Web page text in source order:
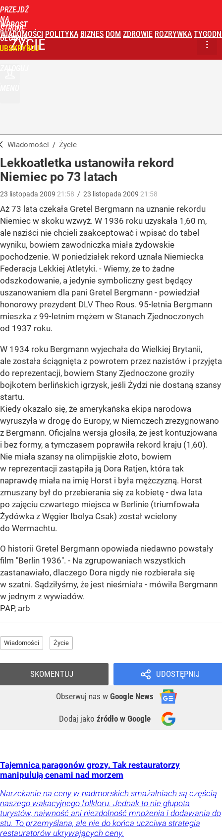
PRZEJDŹ
NA
STRONĘ
GŁÓWNĄ
WPROST
WIADOMOŚCI POLITYKA BIZNES DOM ZDROWIE ROZRYWKA
ŻYCIE
Wiadomości / Życie
Lekkoatletka ustanowiła rekord
Niemiec po 73 latach
23 listopada 2009 21:58 / 23 listopada 2009 21:58
Aż 73 lata czekała Gretel Bergmann na uznanie rekordu
Niemiec w skoku wzwyż. W 1936 roku uzyskała 1,60 m,
ale naziści nie chcieli zaakceptować i wpisać do tabel
wyniku, bowiem zawodniczka miała żydowskie
pochodzenie. W poniedziałek rekord uznała Niemiecka
Federacja Lekkiej Atletyki. - Wiemy, że to żadne
odszkodowanie, a jedynie symboliczny gest będący
uszanowaniem dla pani Gretel Bergmann - powiedział
honorowy prezydent DLV Theo Rous. 95-letnia Bergmann
mieszka z 99-letnim mężem w Stanach Zjednoczonych
od 1937 roku.
W 1934 roku Bergmann wyjechała do Wielkiej Brytanii,
ale została ściągnięta z powrotem przez nazistów i przyjęta
do reprezentacji, bowiem Stany Zjednoczone groziły
bojkotem berlińskich igrzysk, jeśli Żydzi nie dostaną szansy
startu.
Kiedy okazało się, że amerykańska ekipa narodowa
wyruszyła w drogę do Europy, w Niemczech zrezygnowano
z Bergmann. Oficjalna wersja głosiła, że jest kontuzjowana
i bez formy, a tymczasem poprawiła rekord kraju (1,60).
Nie miała szansy na olimpijskie złoto, bowiem
w reprezentacji zastąpiła ją Dora Ratjen, która tak
naprawdę miała na imię Horst i była mężczyzną. Horst
zmuszany był do przebierania się za kobietę - dwa lata
po zajęciu czwartego miejsca w Berlinie (triumfowała
Żydówka z Węgier Ibolya Csak) został wcielony
do Wermachtu.
O historii Gretel Bergmann opowiada niedawno powstały
film "Berlin 1936". - Na zgrupowaniach wszystkich
zastanawiało, dlaczego Dora nigdy nie rozbierała się
w szatni. Sądziłyśmy, że jest nieśmiała - mówiła Bergmann
w jednym z wywiadów.
PAP, arb
Wiadomości Życie
UDOSTĘPNIJ
Obserwuj nas w Google News
Dodaj jako źródło w Google
SKOMENTUJ
Tajemnica paragonów grozy. Tak restauratorzy
manipulują cenami nad morzem
Narzekanie na ceny w nadmorskich smażalniach są częścią
naszego wakacyjnego folkloru. Jednak to nie głupota
turystów, naiwność ani niezdolność mnożenia i dodawania do
stu. To przemyślana, ale nie do końca uczciwa strategia
restauratorów ukrywających ceny.